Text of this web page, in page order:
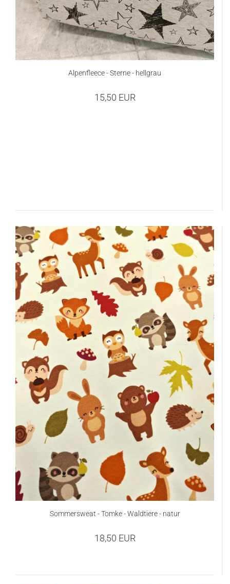
Alpenfleece - Sterne - hellgrau
15,50 EUR
Sommersweat - Tomke - Waldtiere - natur
18,50 EUR